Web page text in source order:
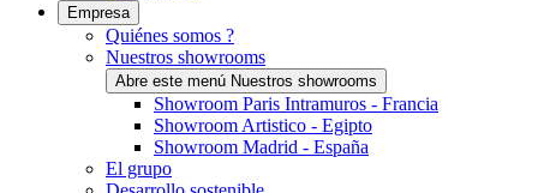
Empresa
Quiénes somos ?
Nuestros showrooms
Abre este menú Nuestros showrooms
Showroom Paris Intramuros - Francia
Showroom Artistico - Egipto
Showroom Madrid - España
El grupo